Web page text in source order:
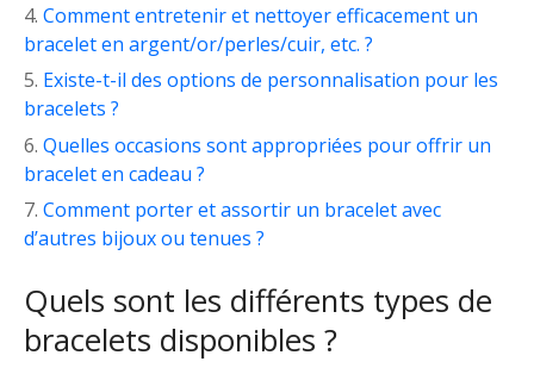
Comment entretenir et nettoyer efficacement un
bracelet en argent/or/perles/cuir, etc. ?
Existe-t-il des options de personnalisation pour les
bracelets ?
Quelles occasions sont appropriées pour offrir un
bracelet en cadeau ?
Comment porter et assortir un bracelet avec
d’autres bijoux ou tenues ?
Quels sont les différents types de
bracelets disponibles ?